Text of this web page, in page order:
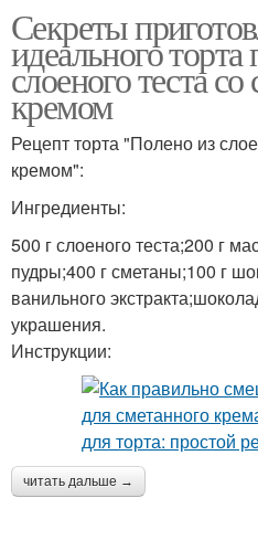
Секреты
идеального торта
слоеного теста
кремом
Рецепт торта "Полено из
кремом":
Ингредиенты:
500 г слоеного теста;200 г
пудры;400 г сметаны;100 г
ванильного
украшения.
Инструкции:
читать дальше →